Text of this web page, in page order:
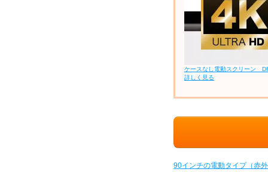
ケースなし電動スクリーン
詳しく見る
90インチの電動タイプ（赤